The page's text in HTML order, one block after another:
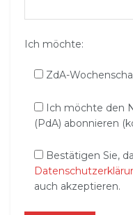
Ich möchte:
ZdA-
Ich möchte den
(PdA) abonnieren
Bestätigen Sie,
auch akzeptieren.